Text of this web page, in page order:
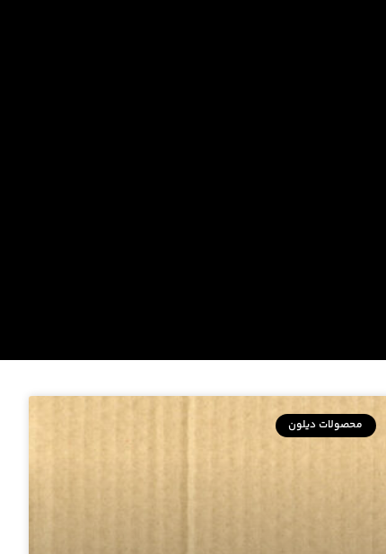
محصولات دیلون